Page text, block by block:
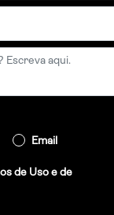
Email
de Uso e de